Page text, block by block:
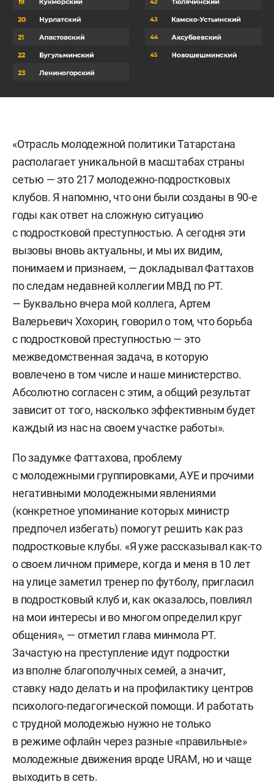
«Отрасль молодежной политики Татарстана
располагает уникальной в масштабах страны
сетью — это 217 молодежно-подростковых
клубов. Я напомню, что они были созданы в 90-е
годы как ответ на сложную ситуацию
с подростковой преступностью. А сегодня эти
вызовы вновь актуальны, и мы их видим,
понимаем и признаем, — докладывал Фаттахов
по следам недавней коллегии МВД по РТ.
— Буквально вчера мой коллега, Артем
Валерьевич Хохорин, говорил о том, что борьба
с подростковой преступностью — это
межведомственная задача, в которую
вовлечено в том числе и наше министерство.
Абсолютно согласен с этим, а общий результат
зависит от того, насколько эффективным будет
каждый из нас на своем участке работы».
По задумке Фаттахова, проблему
с молодежными группировками, АУЕ и прочими
негативными молодежными явлениями
(конкретное упоминание которых министр
предпочел избегать) помогут решить как раз
подростковые клубы. «Я уже рассказывал как-то
о своем личном примере, когда и меня в 10 лет
на улице заметил тренер по футболу, пригласил
в подростковый клуб и, как оказалось, повлиял
на мои интересы и во многом определил круг
общения», — отметил глава минмола РТ.
Зачастую на преступление идут подростки
из вполне благополучных семей, а значит,
ставку надо делать и на профилактику центров
психолого-педагогической помощи. И работать
с трудной молодежью нужно не только
в режиме офлайн через разные «правильные»
молодежные движения вроде URAM, но и чаще
выходить в сеть.